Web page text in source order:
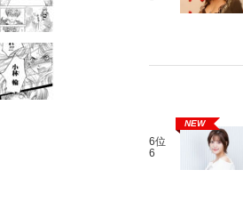
6位
6
NEW